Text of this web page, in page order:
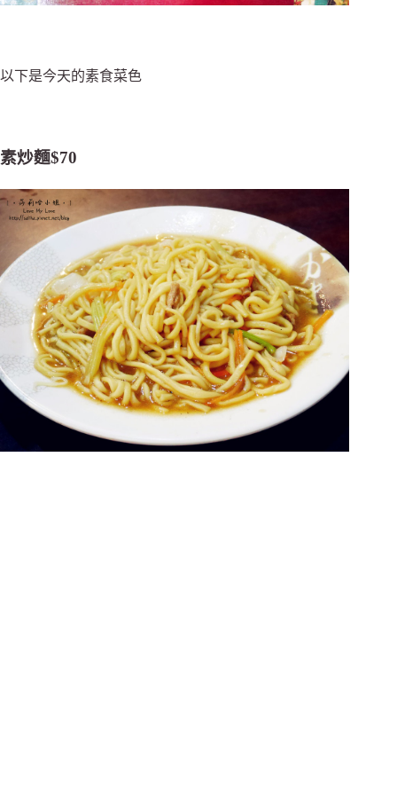
以下是今天的素食菜色
素炒麵$70